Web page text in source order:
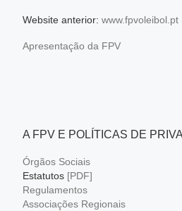
Website anterior: www.fpvoleibol.pt
Apresentação da FPV
A FPV E POLÍTICAS DE
Órgãos Sociais
Estatutos [PDF]
Regulamentos
Associações Regionais